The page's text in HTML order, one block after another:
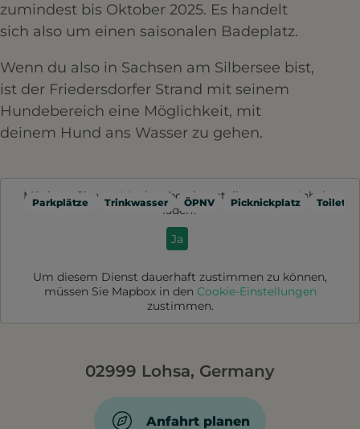
zumindest bis Oktober 2025. Es handelt
sich also um einen saisonalen Badeplatz.
Wenn du also in Sachsen am Silbersee bist,
ist der Friedersdorfer Strand mit seinem
Hundebereich eine Möglichkeit, mit
deinem Hund ans Wasser zu gehen.
Parkplätze Trinkwasser ÖPNV Picknickplatz
Möchten Sie von Mapbox
bereitgestellte externe Inhalte
laden?
Ja
Um diesem Dienst dauerhaft zustimmen zu können,
müssen Sie Mapboxin den Cookie-Einstellungen
zustimmen.
02999 Lohsa, Germany
Anfahrt planen